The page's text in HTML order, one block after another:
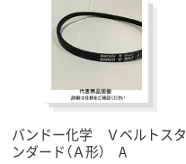
バンドー化学 Ｖベルトスタ
ンダード（Ａ形） A